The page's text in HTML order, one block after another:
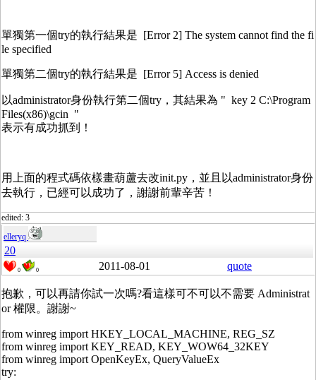
單獨第一個try的執行結果是 [Error 2] The system cannot find the fi
le specified
單獨第二個try的執行結果是 [Error 5] Access is denied
以administrator身份執行第二個try，其結果為 " key 2 C:\Program
Files(x86)\gcin "
表示有成功抓到！
用上面的程式碼依樣畫葫蘆去改init.py，並且以administrator身份
去執行，已經可以成功了，謝謝前輩辛苦！
edited: 3
elleryq
20
0 0 2011-08-01 quote
抱歉，可以再請你試一次嗎?看這樣可不可以不需要 Administrat
or 權限。謝謝~
from winreg import HKEY_LOCAL_MACHINE, REG_SZ
from winreg import KEY_READ, KEY_WOW64_32KEY
from winreg import OpenKeyEx, QueryValueEx
try: